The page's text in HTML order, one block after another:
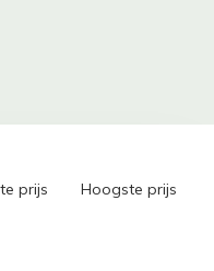
prijs Hoogste prijs